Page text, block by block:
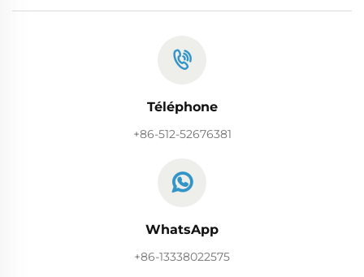
Téléphone
+86-512-52676381
WhatsApp
+86-13338022575